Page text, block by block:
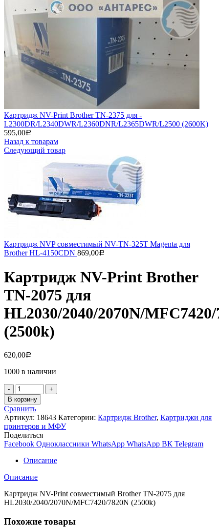
Картридж NV-Print Brother TN-2375 для -
L2300DR/L2340DWR/L2360DNR/L2365DWR/L2500 (2600K)
595,00Р
Назад к товарам
Следующий товар
Картридж NVP совместимый NV-TN-325T Magenta для
Brother HL-4150CDN 869,00Р
Картридж NV-Print Brother
TN-2075 для
HL2030/2040/2070N/MFC7420/
(2500k)
620,00Р
1000 в наличии
Количество
товара
Картридж
NV-
Print
Brother
TN-
2075
для
HL2030/2040/2070N/MFC7420/7820N
(2500k)
В корзину
Сравнить
Артикул: 18643 Категории: Картридж Brother, Картриджи для
принтеров и МФУ
Поделиться
Facebook Одноклассники WhatsApp WhatsApp ВК Telegram
Описание
Описание
Картридж NV-Print совместимый Brother TN-2075 для
HL2030/2040/2070N/MFC7420/7820N (2500k)
Похожие товары